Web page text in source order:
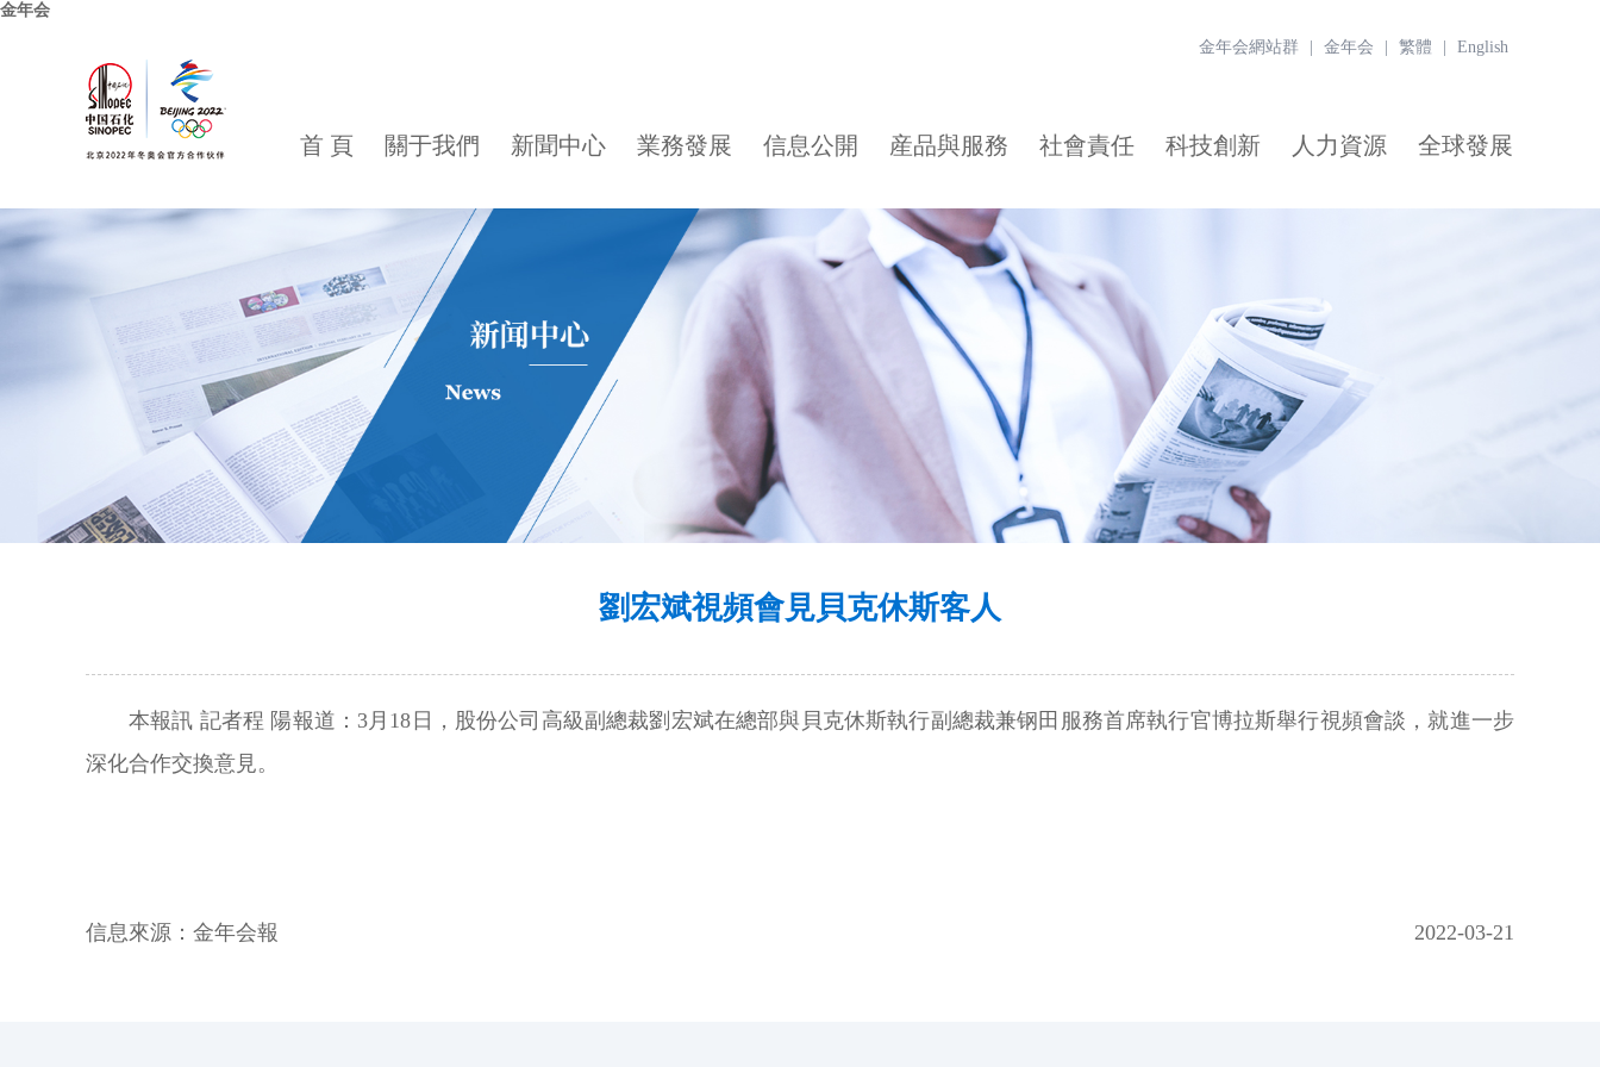
金年会
金年会網站群 金年会 繁體 English
首 頁 關于我們 新聞中心 業務發展 信息公開 産品與服務 社會責任 科技創新 人力資源 全球發展
劉宏斌視頻會見貝克休斯客人
本報訊 記者程 陽報道：3月18日，股份公司高級副總裁劉宏斌在總部與貝克休斯執行副總裁兼钢田服務首席執行官博拉斯舉行視頻會談，就進一步
深化合作交換意見。
信息來源： 金年会報 2022-03-21